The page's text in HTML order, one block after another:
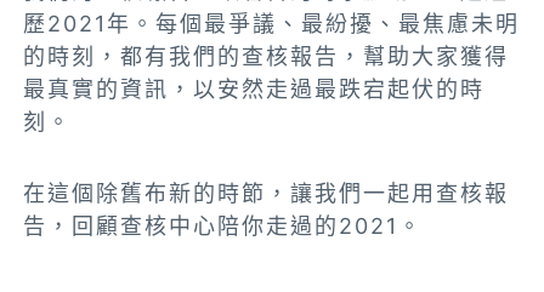
歷2021年。每個最爭議、最紛擾、最焦慮未明
的時刻，都有我們的查核報告，幫助大家獲得
最真實的資訊，以安然走過最跌宕起伏的時
刻。
在這個除舊布新的時節，讓我們一起用查核報
告，回顧查核中心陪你走過的2021。